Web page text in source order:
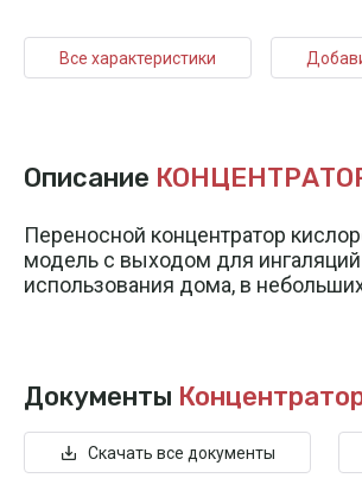
Все характеристики
Описание
Переносной концентратор
модель с выходом для
использования дома, в
Документы
Скачать все документы